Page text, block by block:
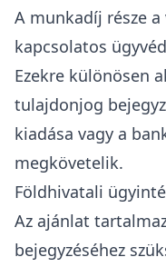
A munkadíj része
kapcsolatos
Ezekre különösen
tulajdonjog
kiadása vagy a
megkövetelik.
Földhivatali
Az ajánlat
bejegyzéséhez